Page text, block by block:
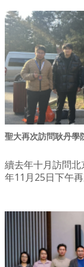
聖大再次訪問耿丹學
續去年十月訪問
年11月25日下午